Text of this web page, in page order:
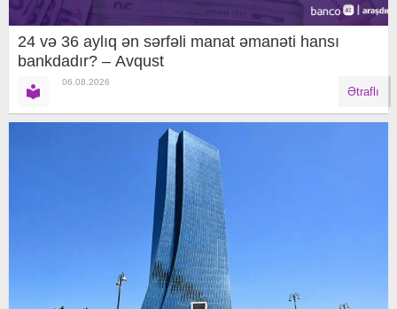
24 və 36 aylıq ən sərfəli manat əmanəti hansı
bankdadır? – Avqust
06.08.2026
Ətraflı